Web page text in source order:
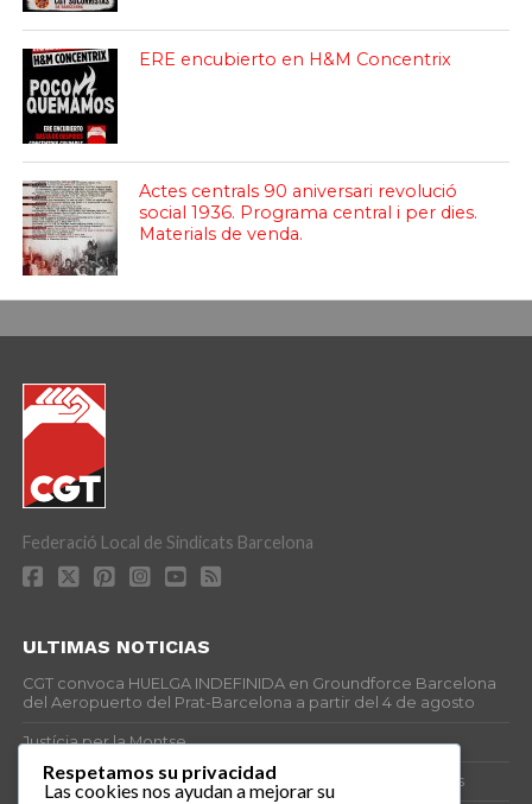
ERE encubierto en H&M Concentrix
Actes centrals 90 aniversari revolució
social 1936. Programa central i per dies.
Materials de venda.
Federació Local de Sindicats Barcelona
ULTIMAS NOTICIAS
CGT convoca HUELGA INDEFINIDA en Groundforce Barcelona
del Aeropuerto del Prat-Barcelona a partir del 4 de agosto
Justícia per la Montse
25J – Día Mundial para la Prevención de los Ahogamientos
Respetamos su privacidad
Las cookies nos ayudan a mejorar su